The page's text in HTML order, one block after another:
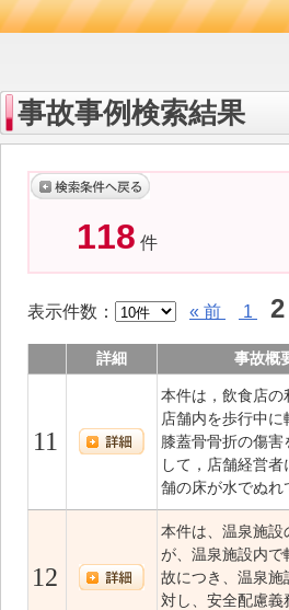
事故事例検索結果
118 件
表示件数： « 前 1 2
詳細 事故概
11
本件は，飲食店の
店舗内を歩行中に
膝蓋骨骨折の傷害
して，店舗経営
舗の床が水でぬれ
12
本件は、温泉施設
が、温泉施設内で
故につき、温泉施
対し、安全配慮義